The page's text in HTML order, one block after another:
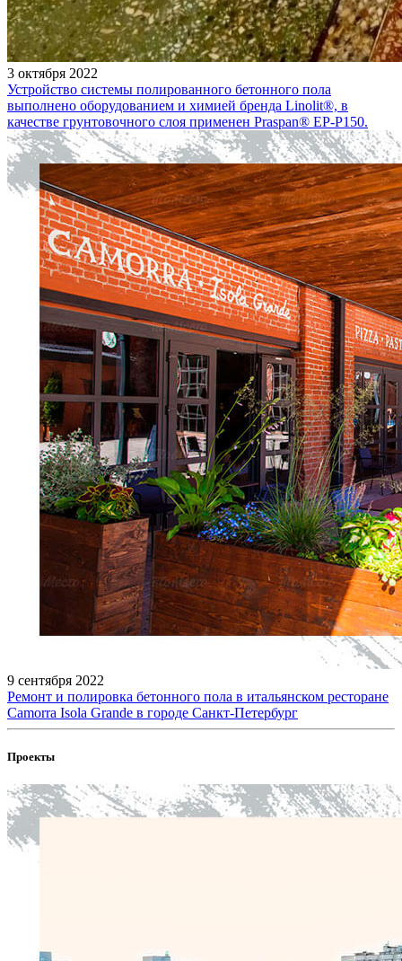
3 октября 2022
Устройство системы полированного бетонного пола
выполнено оборудованием и химией бренда Linolit®, в
качестве грунтовочного слоя применен Praspan® EP-P150.
9 сентября 2022
Ремонт и полировка бетонного пола в итальянском ресторане
Camorra Isola Grande в городе Санкт-Петербург
Проекты